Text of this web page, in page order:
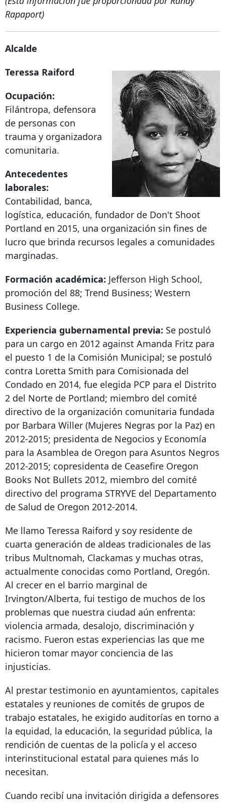
Rapaport)
Alcalde
Teressa Raiford
Ocupación:
Filántropa, defensora
de personas con
trauma y organizadora
comunitaria.
Antecedentes
laborales:
Contabilidad, banca,
logística, educación, fundador de Don't Shoot
Portland en 2015, una organización sin fines de
lucro que brinda recursos legales a comunidades
marginadas.
Formación académica: Jefferson High School,
promoción del 88; Trend Business; Western
Business College.
Experiencia gubernamental previa: Se postuló
para un cargo en 2012 against Amanda Fritz para
el puesto 1 de la Comisión Municipal; se postuló
contra Loretta Smith para Comisionada del
Condado en 2014, fue elegida PCP para el Distrito
2 del Norte de Portland; miembro del comité
directivo de la organización comunitaria fundada
por Barbara Willer (Mujeres Negras por la Paz) en
2012-2015; presidenta de Negocios y Economía
para la Asamblea de Oregon para Asuntos Negros
2012-2015; copresidenta de Ceasefire Oregon
Books Not Bullets 2012, miembro del comité
directivo del programa STRYVE del Departamento
de Salud de Oregon 2012-2014.
Me llamo Teressa Raiford y soy residente de
cuarta generación de aldeas tradicionales de las
tribus Multnomah, Clackamas y muchas otras,
actualmente conocidas como Portland, Oregón.
Al crecer en el barrio marginal de
Irvington/Alberta, fui testigo de muchos de los
problemas que nuestra ciudad aún enfrenta:
violencia armada, desalojo, discriminación y
racismo. Fueron estas experiencias las que me
hicieron tomar mayor conciencia de las
injusticias.
Al prestar testimonio en ayuntamientos, capitales
estatales y reuniones de comités de grupos de
trabajo estatales, he exigido auditorías en torno a
la equidad, la educación, la seguridad pública, la
rendición de cuentas de la policía y el acceso
interinstitucional estatal para quienes más lo
necesitan.
Cuando recibí una invitación dirigida a defensores